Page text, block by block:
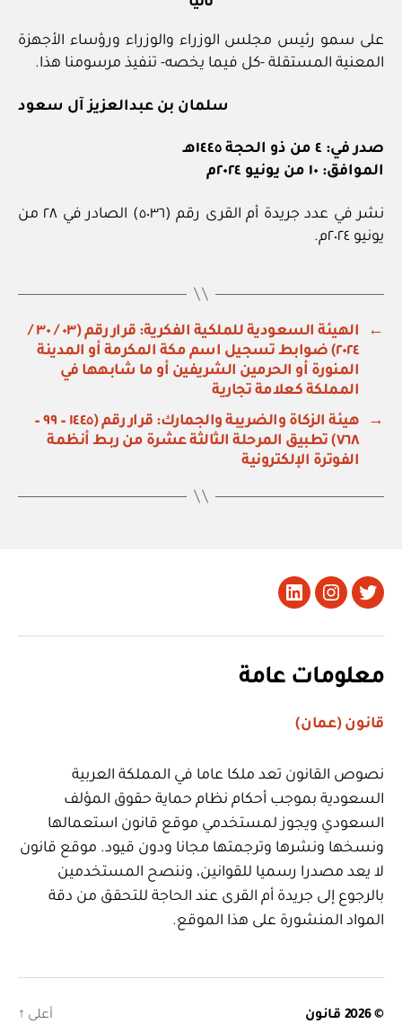
على سمو رئيس مجلس الوزراء والوزراء ورؤساء الأجهزة
المعنية المستقلة -كل فيما يخصه- تنفيذ مرسومنا هذا.
سلمان بن عبدالعزيز آل سعود
صدر في: ٤ من ذو الحجة ١٤٤٥هـ
الموافق: ١٠ من يونيو ٢٠٢٤م
نشر في عدد جريدة أم القرى رقم (٥٠٣٦) الصادر في ٢٨ من
يونيو ٢٠٢٤م.
←
الهيئة السعودية للملكية الفكرية: قرار رقم (٠٣ / ٣٠ /
٢٠٢٤) ضوابط تسجيل اسم مكة المكرمة أو المدينة
المنورة أو الحرمين الشريفين أو ما شابهها في
المملكة كعلامة تجارية
→
هيئة الزكاة والضريبة والجمارك: قرار رقم (١٤٤٥ – ٩٩ –
٧٦٨) تطبيق المرحلة الثالثة عشرة من ربط أنظمة
الفوترة الإلكترونية
تويتر Instagram
LinkedIn
معلومات عامة
قانون (عمان)
نصوص القانون تعد ملكا عاما في المملكة العربية
السعودية بموجب أحكام نظام حماية حقوق المؤلف
السعودي ويجوز لمستخدمي موقع قانون استعمالها
ونسخها ونشرها وترجمتها مجانا ودون قيود. موقع قانون
لا يعد مصدرا رسميا للقوانين، وننصح المستخدمين
بالرجوع إلى جريدة أم القرى عند الحاجة للتحقق من دقة
المواد المنشورة على هذا الموقع.
© 2026 قانون أعلى ↑